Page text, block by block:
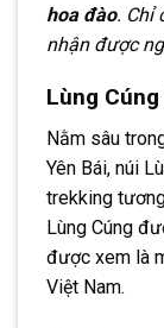
hoa đào. Chỉ
nhận được
Lùng
Nằm sâu
Yên Bái, núi
trekking
Lùng Cúng
được xem là
Việt Nam.